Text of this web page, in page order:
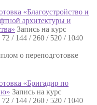
«Благоустройство и
архитектуры и
Запись на курс
72 / 144 / 260 / 520 / 1040
о переподготовке
«Бригадир по
Запись на курс
72 / 144 / 260 / 520 / 1040